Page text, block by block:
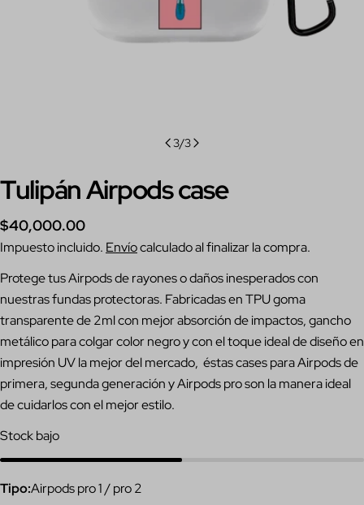
3/3
Tulipán Airpods case
Precio
regular
$40,000.00
Impuesto incluido. Envíocalculado al finalizar la compra.
Protege tus Airpods derayoneso daños inesperados con
nuestras fundas protectoras. Fabricadas en TPU goma
transparente de 2ml con mejor absorción de impactos, gancho
metálico para colgar color negro y con el toque ideal de diseño en
impresión UV la mejor del mercado, éstas cases para Airpods de
primera, segunda generación y Airpods pro son la manera ideal
de cuidarlos con el mejor estilo.
Stock bajo
Tipo:Airpods pro 1 / pro 2
Comparte este producto
Compartir
en
Compartir
en en
Hacer una pregunta
nombre
correo
electrónico
Tu
mensaje